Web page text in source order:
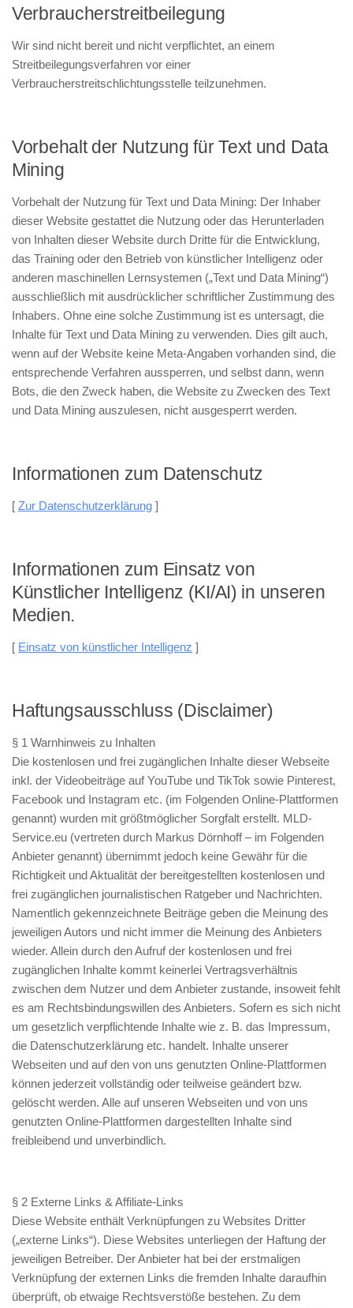
Verbraucherstreitbeilegung
Wir sind nicht bereit und nicht verpflichtet, an einem
Streitbeilegungsverfahren vor einer
Verbraucherstreitschlichtungsstelle teilzunehmen.
Vorbehalt der Nutzung für Text und Data
Mining
Vorbehalt der Nutzung für Text und Data Mining: Der Inhaber
dieser Website gestattet die Nutzung oder das Herunterladen
von Inhalten dieser Website durch Dritte für die Entwicklung,
das Training oder den Betrieb von künstlicher Intelligenz oder
anderen maschinellen Lernsystemen („Text und Data Mining“)
ausschließlich mit ausdrücklicher schriftlicher Zustimmung des
Inhabers. Ohne eine solche Zustimmung ist es untersagt, die
Inhalte für Text und Data Mining zu verwenden. Dies gilt auch,
wenn auf der Website keine Meta-Angaben vorhanden sind, die
entsprechende Verfahren aussperren, und selbst dann, wenn
Bots, die den Zweck haben, die Website zu Zwecken des Text
und Data Mining auszulesen, nicht ausgesperrt werden.
Informationen zum Datenschutz
[ Zur Datenschutzerklärung ]
Informationen zum Einsatz von
Künstlicher Intelligenz (KI/AI) in unseren
Medien.
[ Einsatz von künstlicher Intelligenz ]
Haftungsausschluss (Disclaimer)
§ 1 Warnhinweis zu Inhalten
Die kostenlosen und frei zugänglichen Inhalte dieser Webseite
inkl. der Videobeiträge auf YouTube und TikTok sowie Pinterest,
Facebook und Instagram etc. (im Folgenden Online-Plattformen
genannt) wurden mit größtmöglicher Sorgfalt erstellt. MLD-
Service.eu (vertreten durch Markus Dörnhoff – im Folgenden
Anbieter genannt) übernimmt jedoch keine Gewähr für die
Richtigkeit und Aktualität der bereitgestellten kostenlosen und
frei zugänglichen journalistischen Ratgeber und Nachrichten.
Namentlich gekennzeichnete Beiträge geben die Meinung des
jeweiligen Autors und nicht immer die Meinung des Anbieters
wieder. Allein durch den Aufruf der kostenlosen und frei
zugänglichen Inhalte kommt keinerlei Vertragsverhältnis
zwischen dem Nutzer und dem Anbieter zustande, insoweit fehlt
es am Rechtsbindungswillen des Anbieters. Sofern es sich nicht
um gesetzlich verpflichtende Inhalte wie z. B. das Impressum,
die Datenschutzerklärung etc. handelt. Inhalte unserer
Webseiten und auf den von uns genutzten Online-Plattformen
können jederzeit vollständig oder teilweise geändert bzw.
gelöscht werden. Alle auf unseren Webseiten und von uns
genutzten Online-Plattformen dargestellten Inhalte sind
freibleibend und unverbindlich.
§ 2 Externe Links & Affiliate-Links
Diese Website enthält Verknüpfungen zu Websites Dritter
(„externe Links“). Diese Websites unterliegen der Haftung der
jeweiligen Betreiber. Der Anbieter hat bei der erstmaligen
Verknüpfung der externen Links die fremden Inhalte daraufhin
überprüft, ob etwaige Rechtsverstöße bestehen. Zu dem